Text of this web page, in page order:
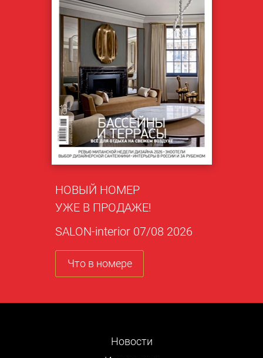
НОВЫЙ НОМЕР
УЖЕ В ПРОДАЖЕ!
SALON-interior 07/08 2026
Что в номере
Новости